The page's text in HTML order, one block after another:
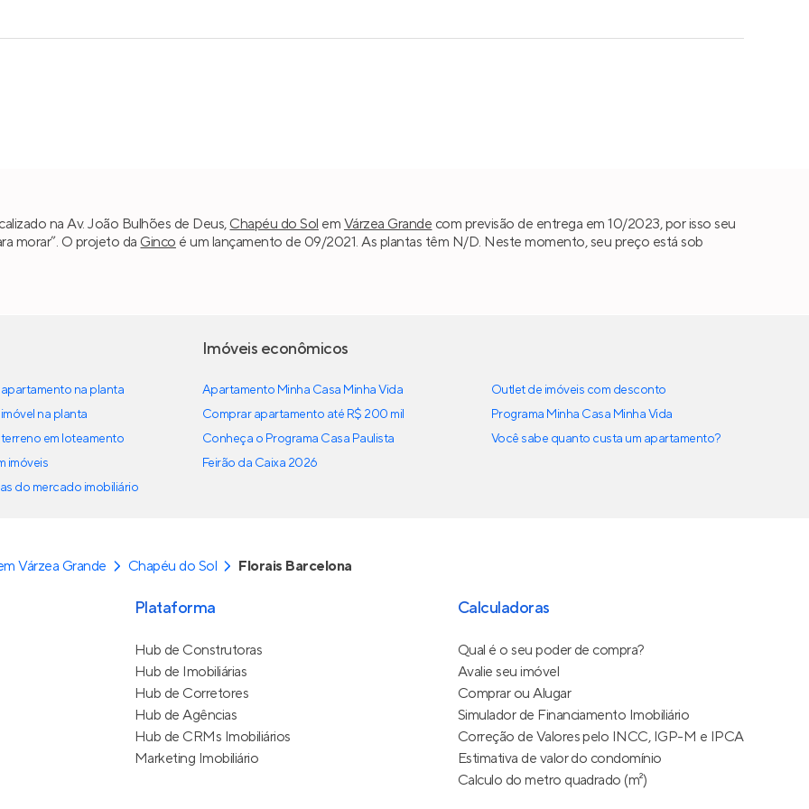
na Av. João Bulhões de Deus, Chapéu do Sol em Várzea Grande com previsão de entrega em 10/2023, por isso seu
morar”. O projeto da Ginco é um lançamento de 09/2021. As plantas têm N/D. Neste momento, seu preço está sob
na planta
na planta
em loteamento
imóveis
do mercado imobiliário
Imóveis econômicos
Apartamento Minha Casa Minha Vida
Comprar apartamento até R$ 200 mil
Conheça o Programa Casa Paulista
Feirão da Caixa 2026
Outlet de imóveis com desconto
Programa Minha Casa Minha Vida
Você sabe quanto custa um apartamento?
Várzea Grande Chapéu do Sol Florais Barcelona
Plataforma
Hub de Construtoras
Hub de Imobiliárias
Hub de Corretores
Hub de Agências
Hub de CRMs Imobiliários
Marketing Imobiliário
Calculadoras
Qual é o seu poder de compra?
Avalie seu imóvel
Comprar ou Alugar
Simulador de Financiamento Imobiliário
Correção de Valores pelo INCC, IGP-M e IPCA
Estimativa de valor do condomínio
Calculo do metro quadrado (m²)